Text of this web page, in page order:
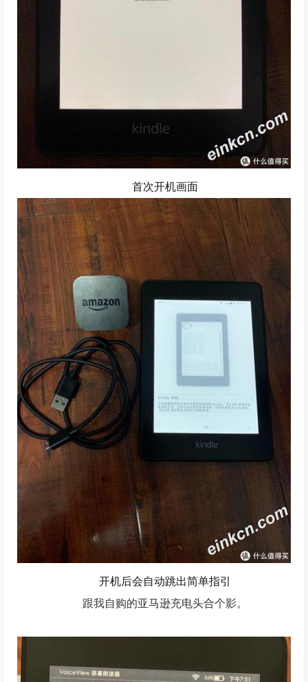
首次开机画面
开机后会自动跳出简单指引
跟我自购的亚马逊充电头合个影。